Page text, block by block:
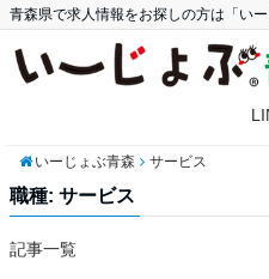
青森県で求人情報をお探しの方は「いー
いーじょぶ青森 サービス
職種: サービス
記事一覧